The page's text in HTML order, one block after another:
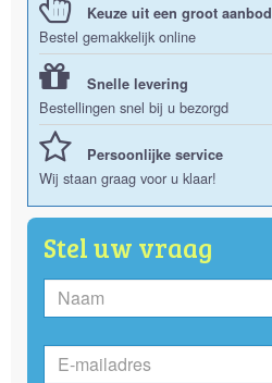
Keuze uit een groot aanbod
Bestel gemakkelijk online
Snelle levering
Bestellingen snel bij u bezorgd
Persoonlijke service
Wij staan graag voor u klaar!
Stel uw vraag